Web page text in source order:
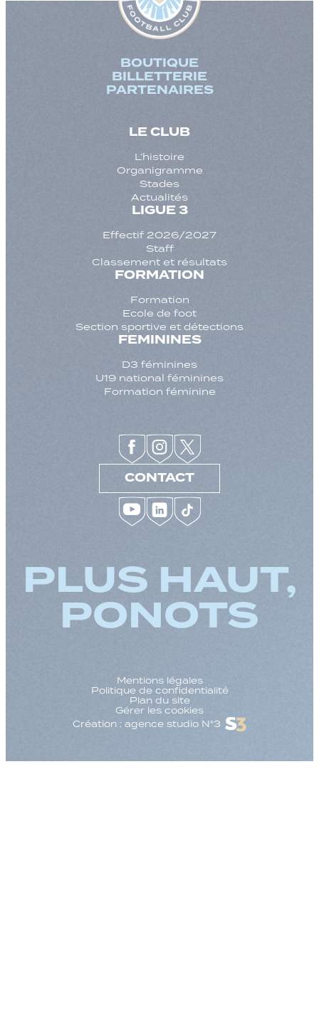
BOUTIQUE
BILLETTERIE
PARTENAIRES
LE CLUB
L’histoire
Organigramme
Stades
Actualités
LIGUE 3
Effectif 2026/2027
Staff
Classement et résultats
FORMATION
Formation
Ecole de foot
Section sportive et détections
FEMININES
D3 féminines
U19 national féminines
Formation féminine
CONTACT
PLUS HAUT,
PONOTS
Mentions légales
Politique de confidentialité
Plan du site
Gérer les cookies
Création : agence studio N°3